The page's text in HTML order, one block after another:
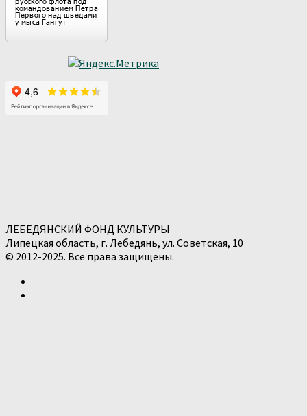
ЛЕБЕДЯНСКИЙ ФОНД КУЛЬТУРЫ
Липецкая область, г. Лебедянь, ул. Советская, 10
© 2012-2025. Все права защищены.